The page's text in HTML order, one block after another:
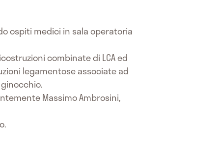
ospiti medici in sala operatoria
combinate di LCA ed
legamentose associate ad
Massimo Ambrosini,